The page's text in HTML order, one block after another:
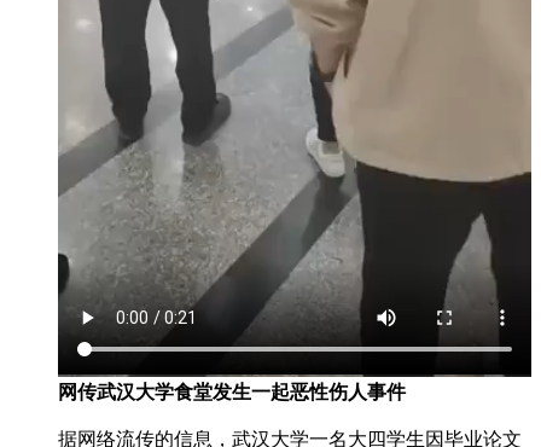
网传武汉大学食堂发生一起恶性伤人事件
据网络流传的信息，武汉大学一名大四学生因毕业论文